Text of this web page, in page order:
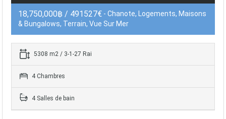
18,750,000฿ / 491527€ - Chanote, Logements, Maisons
& Bungalows, Terrain, Vue Sur Mer
5308 m2 / 3-1-27 Rai
4 Chambres
4 Salles de bain